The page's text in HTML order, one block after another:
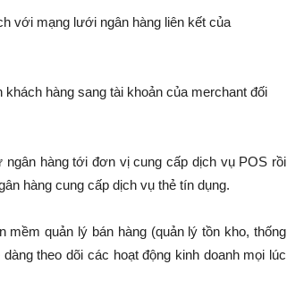
với mạng lưới ngân hàng liên kết của
hàng sang tài khoản của merchant đối
hàng tới đơn vị cung cấp dịch vụ POS rồi
hàng cung cấp dịch vụ thẻ tín dụng.
quản lý bán hàng (quản lý tồn kho, thống
theo dõi các hoạt động kinh doanh mọi lúc